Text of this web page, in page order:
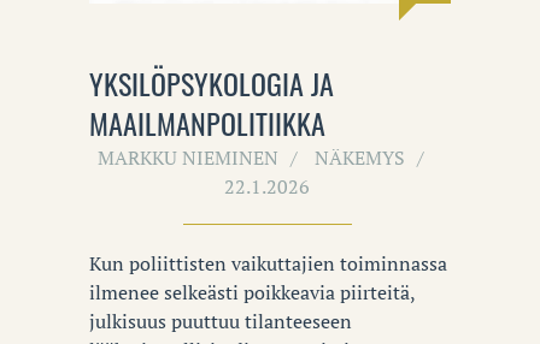
YKSILÖPSYKOLOGIA JA
MAAILMANPOLITIIKKA
MARKKU NIEMINEN
NÄKEMYS
22.1.2026
Kun poliittisten vaikuttajien toiminnassa
ilmenee selkeästi poikkeavia piirteitä,
julkisuus puuttuu tilanteeseen